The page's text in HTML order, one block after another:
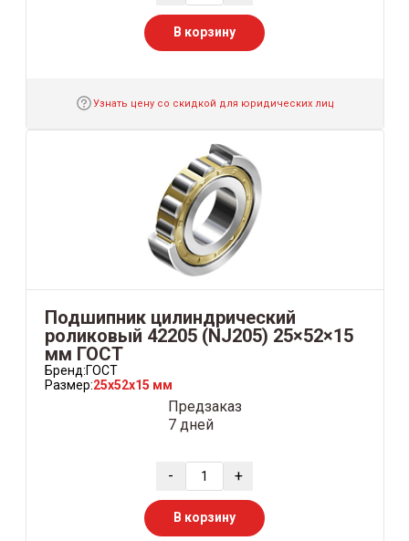
В корзину
Узнать цену со скидкой для юридических лиц
Подшипник цилиндрический
роликовый 42205 (NJ205) 25×52×15
мм ГОСТ
Бренд:ГОСТ
Размер:25x52x15 мм
Предзаказ
7 дней
- +
В корзину